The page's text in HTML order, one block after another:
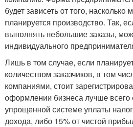
будет зависеть от того,
планируется производство. Так,
выполнять небольшие заказы,
индивидуального
Лишь в том случае, если
количеством заказчиков, в том
компаниями, стоит
оформлении бизнеса лучше всего
упрощенной системе уплаты
дохода, либо 15% от чистой